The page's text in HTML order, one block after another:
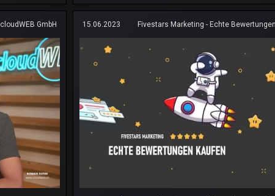
cloudWEB GmbH 15.06.2023 Fivestars Marketing - Echte